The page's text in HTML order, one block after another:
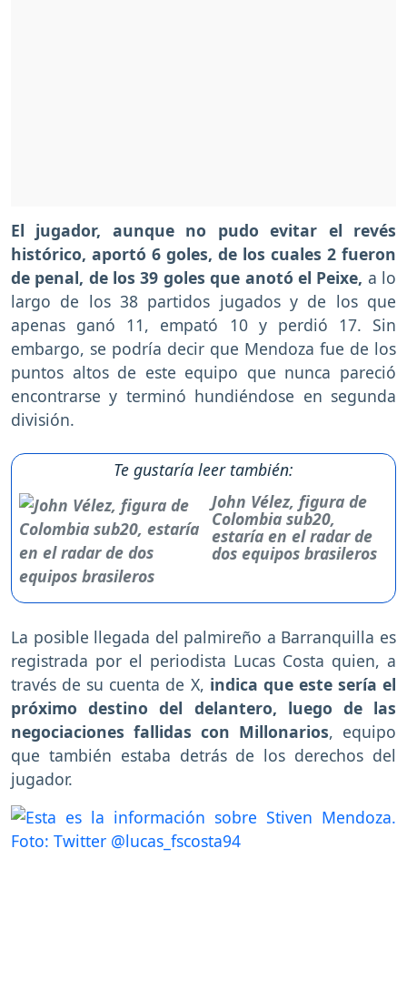
El jugador, aunque no pudo evitar el revés
histórico, aportó 6 goles, de los cuales 2 fueron
de penal, de los 39 goles que anotó el Peixe, a lo
largo de los 38 partidos jugados y de los que
apenas ganó 11, empató 10 y perdió 17. Sin
embargo, se podría decir que Mendoza fue de los
puntos altos de este equipo que nunca pareció
encontrarse y terminó hundiéndose en segunda
división.
Te gustaría leer también:
John Vélez, figura de
Colombia sub20,
estaría en el radar de
dos equipos brasileros
La posible llegada del palmireño a Barranquilla es
registrada por el periodista Lucas Costa quien, a
través de su cuenta de X, indica que este sería el
próximo destino del delantero, luego de las
negociaciones fallidas con Millonarios, equipo
que también estaba detrás de los derechos del
jugador.